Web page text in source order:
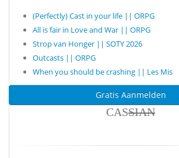
(Perfectly) Cast in your life || ORPG
All is fair in Love and War || ORPG
Strop van Honger || SOTY 2026
Outcasts || ORPG
When you should be crashing || Les Mis
Gratis Aanmelden
CASSIAN